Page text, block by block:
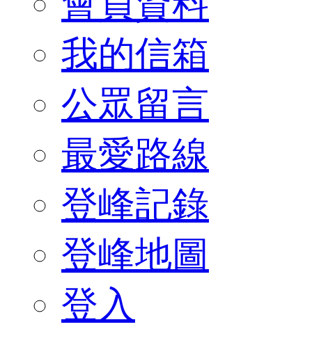
我的信箱
公眾留言
最愛路線
登峰記錄
登峰地圖
登入